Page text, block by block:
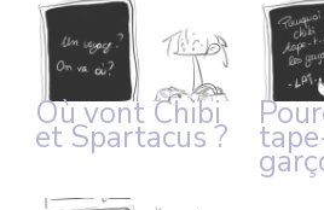
Où vont Chibi
et Spartacus ?